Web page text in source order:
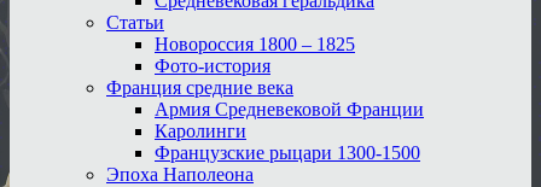
Статьи
Новороссия 1800 – 1825
Фото-история
Франция средние века
Армия Средневековой Франции
Каролинги
Французские рыцари 1300-1500
Эпоха Наполеона